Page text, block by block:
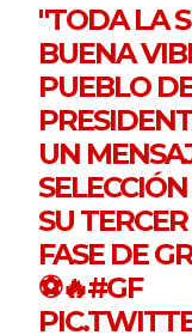
"TODA LA
BUENA
PUEBLO
UN
SU
FASE DE
⚽🔥#GF